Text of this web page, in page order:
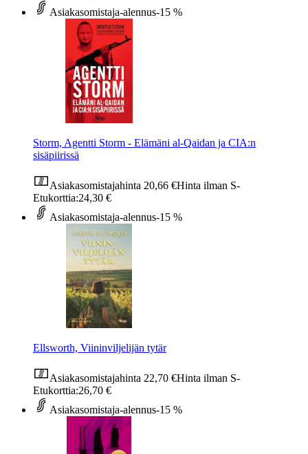
Asiakasomistaja-alennus-15 %
Storm, Agentti Storm - Elämäni al-Qaidan ja CIA:n
sisäpiirissä
Asiakasomistajahinta 20,66 €Hinta ilman S-
Etukorttia:24,30 €
Asiakasomistaja-alennus-15 %
Ellsworth, Viininviljelijän tytär
Asiakasomistajahinta 22,70 €Hinta ilman S-
Etukorttia:26,70 €
Asiakasomistaja-alennus-15 %